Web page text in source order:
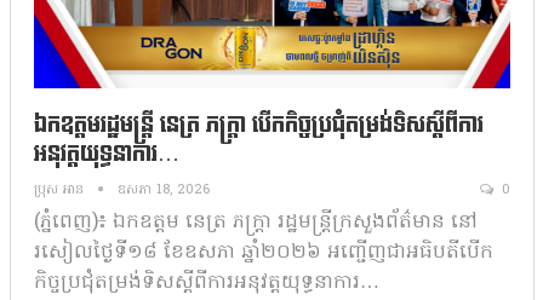
ឯកឧត្តមរដ្ឋមន្ត្រី នេត្រ ភក្ត្រា បើកកិច្ចប្រជុំតម្រង់ទិសស្តីពីការ
អនុវត្តយុទ្ធនាការ…
ប្រុស អាន ឧសភា 18, 2026 0
(ភ្នំពេញ)៖ ឯកឧត្តម នេត្រ ភក្ត្រា រដ្ឋមន្ត្រីក្រសួងព័ត៌មាន នៅ
រសៀលថ្ងៃទី១៨ ខែឧសភា ឆ្នាំ២០២៦ អញ្ជើញជាអធិបតីបើក
កិច្ចប្រជុំតម្រង់ទិសស្តីពីការអនុវត្តយុទ្ធនាការ…